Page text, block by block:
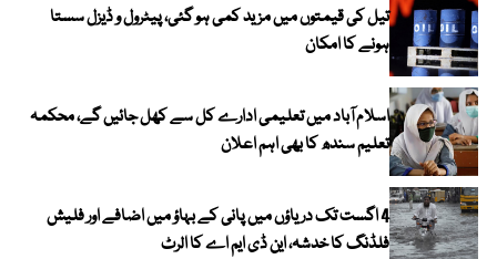
تیل کی قیمتوں میں مزید کمی ہو گئی، پیٹرول و ڈیزل سستا
ہونے کا امکان
اسلام آباد میں تعلیمی ادارے کل سے کھل جائیں گے، محکمہ
تعلیم سندھ کا بھی اہم اعلان
4 اگست تک دریاؤں میں پانی کے بہاؤ میں اضافے اور فلیش
فلڈنگ کا خدشہ، این ڈی ایم اے کا الرٹ